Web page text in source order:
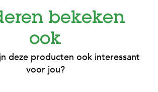
bekeken
ook
deze producten ook interessant
voor jou?